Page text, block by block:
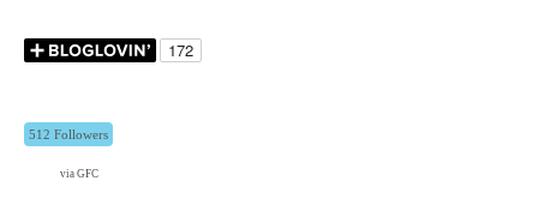
512 Followers
via GFC